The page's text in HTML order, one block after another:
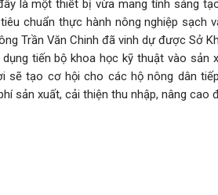
là một thiết bị vừa mang tính sáng
chuẩn thực hành nông nghiệp sạch
Trần Văn Chinh đã vinh dự được Sở
tiến bộ khoa học kỹ thuật vào sản
sẽ tạo cơ hội cho các hộ nông dân
sản xuất, cải thiện thu nhập, nâng